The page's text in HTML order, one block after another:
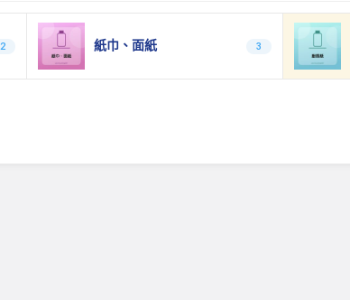
2 紙巾、面紙 3